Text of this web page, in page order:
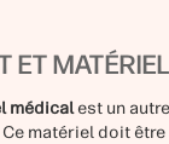
ET
médicalest un
matériel doit être